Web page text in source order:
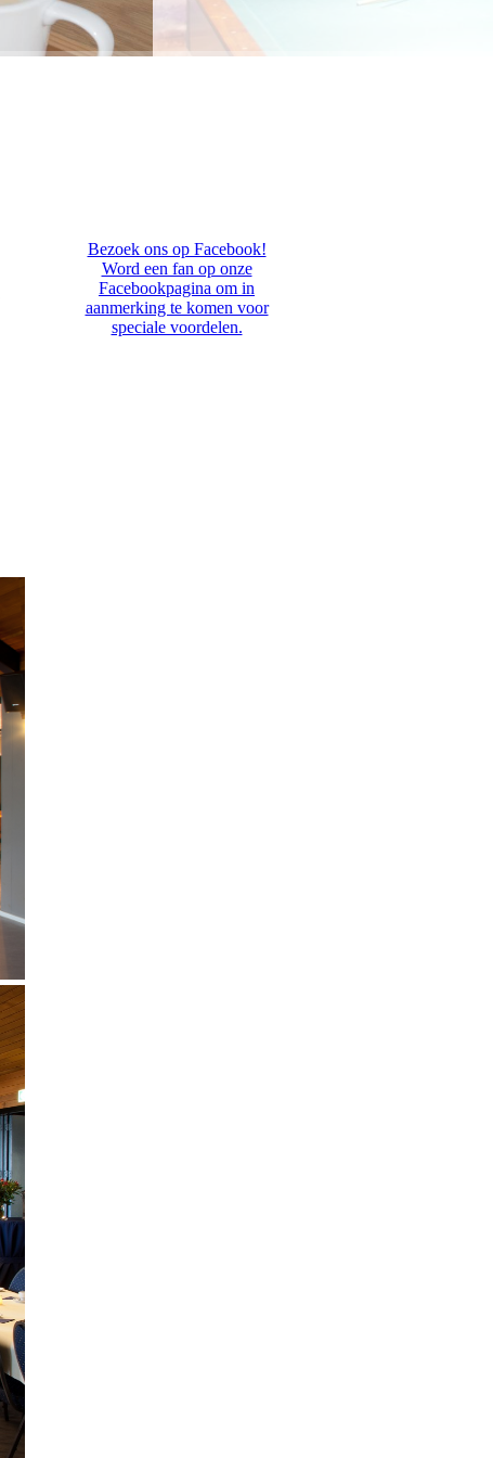
Bezoek ons op Facebook!
Word een fan op onze
Facebookpagina om in
aanmerking te komen voor
speciale voordelen.